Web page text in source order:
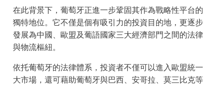
在此背景下，葡萄牙正進一步鞏固其作為戰略性平台的
獨特地位。它不僅是個有吸引力的投資目的地，更逐步
發展為中國、歐盟及葡語國家三大經濟部門之間的法律
與物流樞紐。
依托葡萄牙的法律體系，投資者不僅可以進入歐盟統一
大市場，還可藉助葡萄牙與巴西、安哥拉、莫三比克等